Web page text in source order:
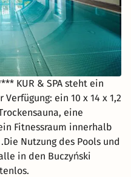
KUR & SPA steht ein
ein 10 x 14 x 1,2
eine
Fitnessraum innerhalb
Nutzung des Pools und
in den Buczyński